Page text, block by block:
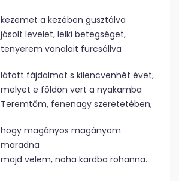
kezemet a kezében gusztálva
jósolt levelet, lelki betegséget,
tenyerem vonalait furcsállva
látott fájdalmat s kilencvenhét évet,
melyet e földön vert a nyakamba
Teremtőm, fenenagy szeretetében,
hogy magányos magányom
maradna
majd velem, noha kardba rohanna.